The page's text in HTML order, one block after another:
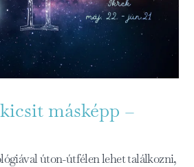
másképp –
úton-útfélen lehet találkozni,